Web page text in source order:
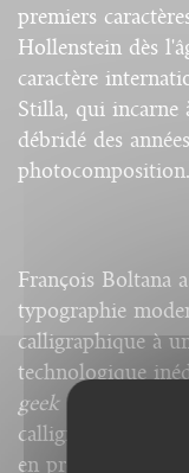
premiers
Hollenstein dès
caractère
Stilla, qui incarne
débridé des
photocomposition.
François Boltana
typographie
calligraphique à
technologique
geek »
calligraphie
en propose